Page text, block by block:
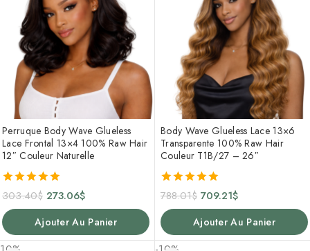
Perruque Body Wave Glueless
Lace Frontal 13×4 100% Raw Hair
12″ Couleur Naturelle
5.00
303.40$ 273.06$
Ajouter Au Panier
Body Wave Glueless Lace 13×6
Transparente 100% Raw Hair
Couleur T1B/27 – 26″
5.00
788.01$ 709.21$
Ajouter Au Panier